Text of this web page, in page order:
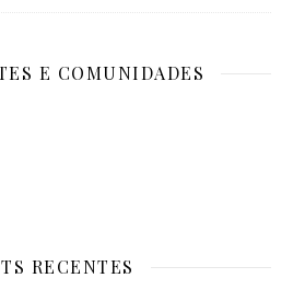
E COMUNIDADES
RECENTES